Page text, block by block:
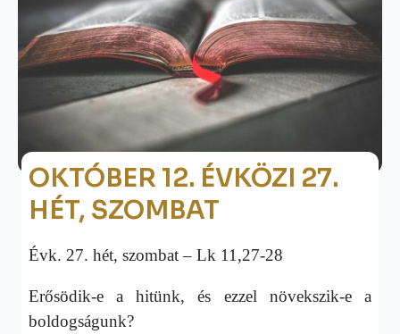
OKTÓBER 12. ÉVKÖZI 27.
HÉT, SZOMBAT
Évk. 27. hét, szombat – Lk 11,27-28
Erősödik-e a hitünk, és ezzel növekszik-e a
boldogságunk?